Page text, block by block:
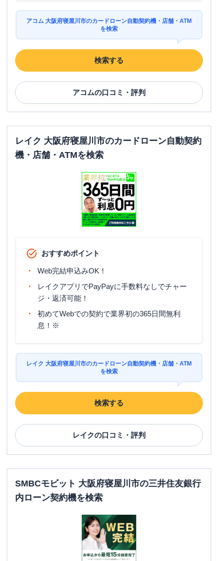
アコム 大阪府寝屋川市のカードローン自動契約機・店舗・ATM
を検索
検索する
アコムの口コミ・評判
レイク 大阪府寝屋川市のカードローン自動契約
機・店舗・ATMを検索
おすすめポイント
Web完結申込みOK！
レイクアプリでPayPayに手数料なしでチャー
ジ・返済可能！
初めてWebでの契約で業界初の365日間無利
息！※
レイク 大阪府寝屋川市のカードローン自動契約機・店舗・ATM
を検索
検索する
レイクの口コミ・評判
SMBCモビット 大阪府寝屋川市の三井住友銀行
内ローン契約機を検索